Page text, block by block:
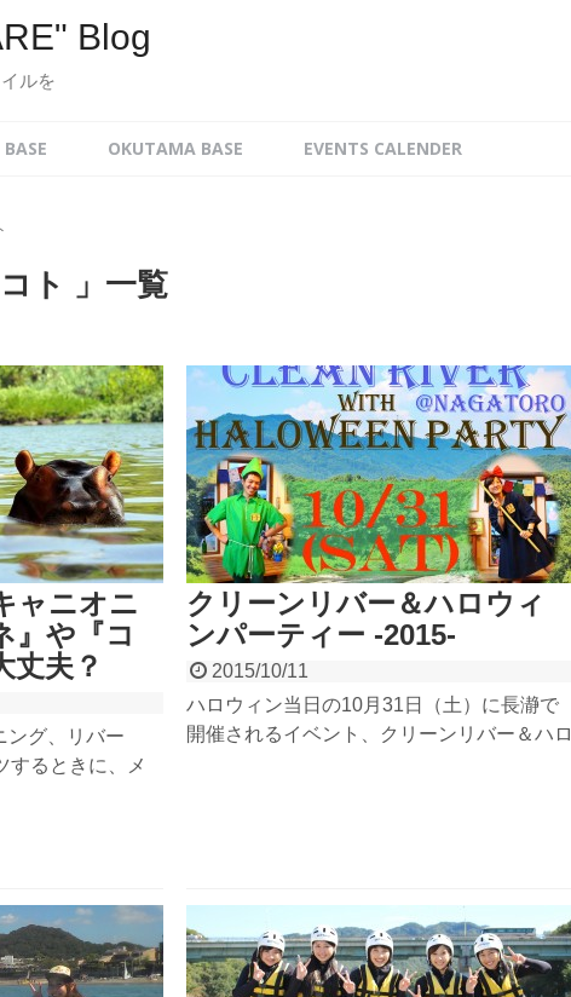
Blog
ルを
OKUTAMA BASE EVENTS CALENDER
ト 」一覧
ャニオニ
』や『コ
丈夫？
ング、リバー
するときに、メ
クリーンリバー＆ハロウィ
ンパーティー -2015-
2015/10/11
ハロウィン当日の10月31日（土）に長瀞で
開催されるイベント、クリーンリバー＆ハロ